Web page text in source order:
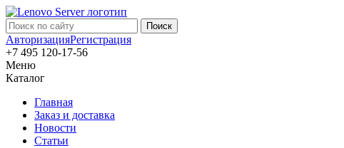
АвторизацияРегистрация
+7 495 120-17-56
Меню
Каталог
Главная
Заказ и доставка
Новости
Статьи